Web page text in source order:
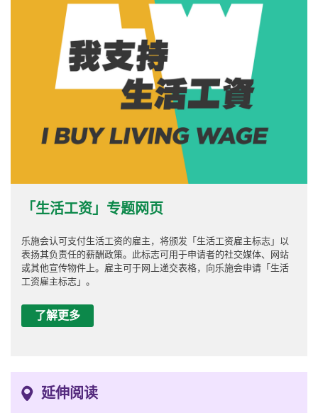
「生活工资」专题网页
乐施会认可支付生活工资的雇主，将颁发「生活工资雇主标志」以
表扬其负责任的薪酬政策。此标志可用于申请者的社交媒体、网站
或其他宣传物件上。雇主可于网上递交表格，向乐施会申请「生活
工资雇主标志」。
了解更多
延伸阅读